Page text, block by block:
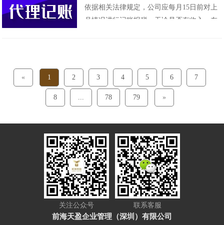
需要有自己的账簿，并开始履行"纳税申
报"的义务。那么，如何进行记账和报税......
依据相关法律规定，公司应每月15日前对上
月情况进行记账报税，无论是否有收入。在
负担较重。因此，中小企业会选择委托专业
的财务公司处理记账报税。相较于企业自行
雇佣专职人员......
« 1 2 3 4 5 6 7
8 78 79 »
关注公众号 联系客服
前海天盈企业管理（深圳）有限公司